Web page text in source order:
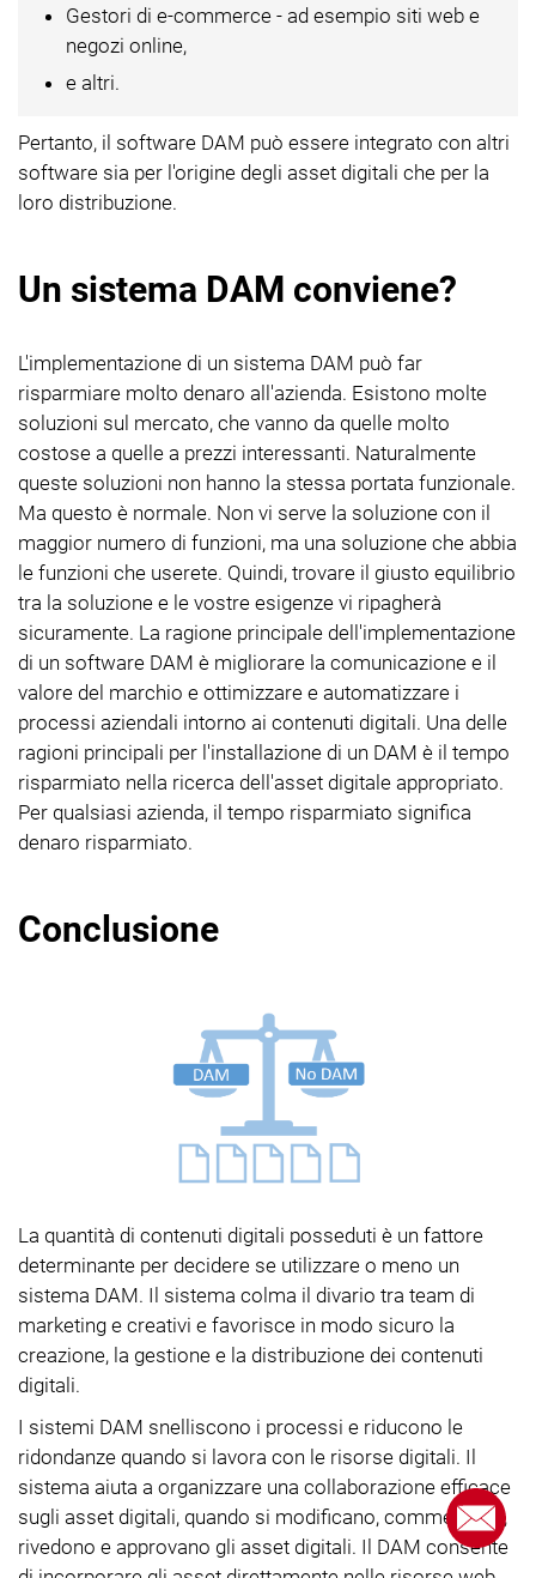
Gestori di e-commerce - ad esempio siti web e
negozi online,
e altri.
Pertanto, il software DAM può essere integrato con altri
software sia per l'origine degli asset digitali che per la
loro distribuzione.
Un sistema DAM conviene?
L'implementazione di un sistema DAM può far
risparmiare molto denaro all'azienda. Esistono molte
soluzioni sul mercato, che vanno da quelle molto
costose a quelle a prezzi interessanti. Naturalmente
queste soluzioni non hanno la stessa portata funzionale.
Ma questo è normale. Non vi serve la soluzione con il
maggior numero di funzioni, ma una soluzione che abbia
le funzioni che userete. Quindi, trovare il giusto equilibrio
tra la soluzione e le vostre esigenze vi ripagherà
sicuramente. La ragione principale dell'implementazione
di un software DAM è migliorare la comunicazione e il
valore del marchio e ottimizzare e automatizzare i
processi aziendali intorno ai contenuti digitali. Una delle
ragioni principali per l'installazione di un DAM è il tempo
risparmiato nella ricerca dell'asset digitale appropriato.
Per qualsiasi azienda, il tempo risparmiato significa
denaro risparmiato.
Conclusione
La quantità di contenuti digitali posseduti è un fattore
determinante per decidere se utilizzare o meno un
sistema DAM. Il sistema colma il divario tra team di
marketing e creativi e favorisce in modo sicuro la
creazione, la gestione e la distribuzione dei contenuti
digitali.
I sistemi DAM snelliscono i processi e riducono le
ridondanze quando si lavora con le risorse digitali. Il
sistema aiuta a organizzare una collaborazione efficace
sugli asset digitali, quando si modificano, commentano,
rivedono e approvano gli asset digitali. Il DAM consente